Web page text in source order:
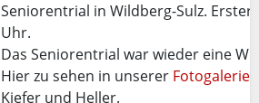
Seniorentrial in Wildberg-Sulz.
Uhr.
Das Seniorentrial war wieder eine
Hier zu sehen in unserer Fotogalerie
Kiefer und Heller.